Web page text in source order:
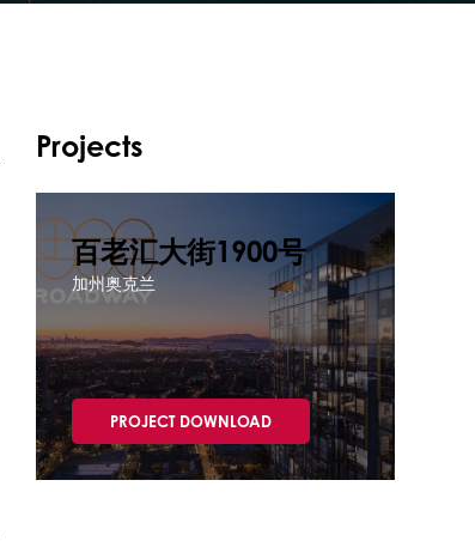
Projects
百老汇大街1900号
加州奥克兰
PROJECT DOWNLOAD